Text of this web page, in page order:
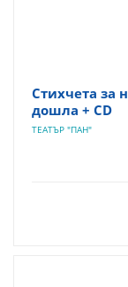
Стихчета за
дошла + CD
ТЕАТЪР "ПАН"